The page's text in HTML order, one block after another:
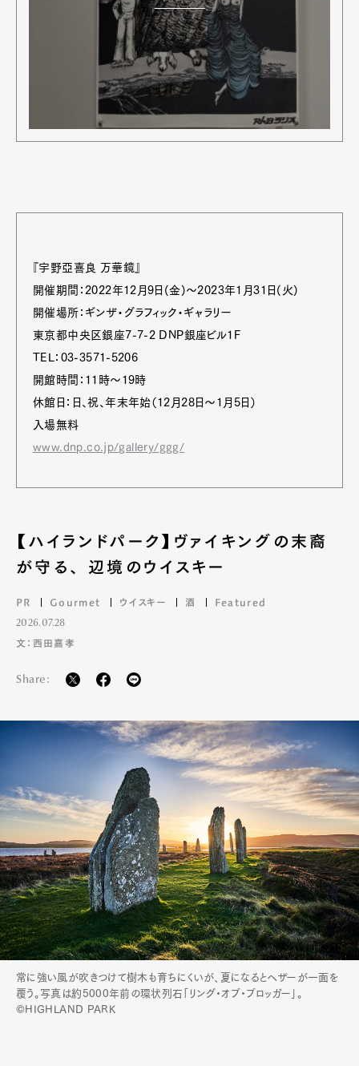
『宇野亞喜良 万華鏡』
開催期間：2022年12月9日(金)～2023年1月31日(火)
開催場所：ギンザ・グラフィック・ギャラリー
東京都中央区銀座7-7-2 DNP銀座ビル1F
TEL：03-3571-5206
開館時間：11時～19時
休館日：日、祝、年末年始（12月28日〜1月5日）
入場無料
www.dnp.co.jp/gallery/ggg/
【ハイランドパーク】ヴァイキングの末裔
が守る、 辺境のウイスキー
PR Gourmet ウイスキー 酒 Featured
2026.07.28
文：西田嘉孝
Share:
常に強い風が吹きつけて樹木も育ちにくいが、夏になるとヘザーが一面を
覆う。写真は約5000年前の環状列石「リング・オブ・ブロッガー」。
©HIGHLAND PARK